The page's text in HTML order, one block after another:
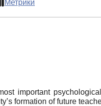
Метрики
important
formation of future